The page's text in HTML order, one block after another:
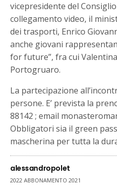
vicepresidente del
collegamento video, il
dei trasporti, Enrico
anche giovani
for future”, fra cui
Portogruaro.
La partecipazione
persone. E’ prevista la
88142 ; email
Obbligatori sia il green
mascherina per tutta la
alessandropolet
2022 ABBONAMENTO 2021